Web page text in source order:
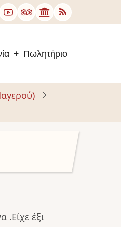
Πωλητήριο
.Είχε έξι